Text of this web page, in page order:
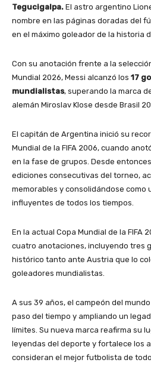
Tegucigalpa. El astro argentino
nombre en las páginas doradas del
en el máximo goleador de la historia
Con su anotación frente a la
Mundial 2026, Messi alcanzó los 17
mundialistas, superando la marca
alemán Miroslav Klose desde Brasil
El capitán de Argentina inició su
Mundial de la FIFA 2006, cuando
en la fase de grupos. Desde
ediciones consecutivas del torneo,
memorables y consolidándose como
influyentes de todos los tiempos.
En la actual Copa Mundial de la FIFA
cuatro anotaciones, incluyendo tres
histórico tanto ante Austria que lo
goleadores mundialistas.
A sus 39 años, el campeón del
paso del tiempo y ampliando un
límites. Su nueva marca reafirma su
leyendas del deporte y fortalece los
consideran el mejor futbolista de